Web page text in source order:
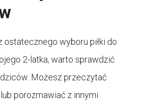
ostatecznego wyboru piłki do
2-latka, warto sprawdzić
Możesz przeczytać
porozmawiać z innymi